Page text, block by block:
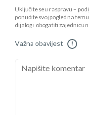
Uključite se u raspravu –
ponudite svoj pogled na
dijalog i obogatiti zajednicu
Važna obavijest !